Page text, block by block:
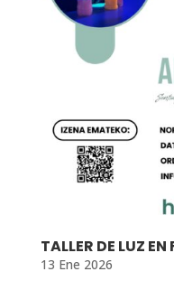
TALLER DE LUZ
13 Ene 2026